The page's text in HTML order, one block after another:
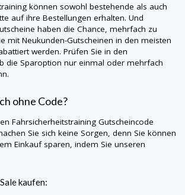
können sowohl bestehende als auch
auf ihre Bestellungen erhalten. Und
haben die Chance, mehrfach zu
mit Neukunden-Gutscheinen in den meisten
werden. Prüfen Sie in den
die Sparoption nur einmal oder mehrfach
ohne Code?
Fahrsicherheitstraining Gutscheincode
Sie sich keine Sorgen, denn Sie können
Einkauf sparen, indem Sie unseren
kaufen: